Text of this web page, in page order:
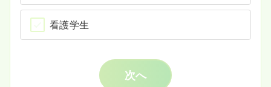
看護学生
次へ